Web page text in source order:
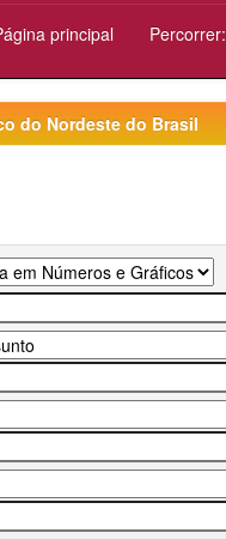
principal Percorrer:
do Nordeste do Brasil